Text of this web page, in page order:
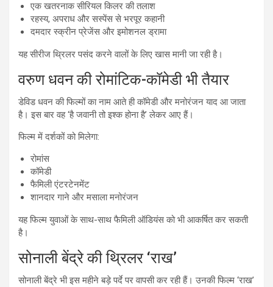
एक खतरनाक सीरियल किलर की तलाश
रहस्य, अपराध और सस्पेंस से भरपूर कहानी
दमदार स्क्रीन प्रेजेंस और इमोशनल ड्रामा
यह सीरीज थ्रिलर पसंद करने वालों के लिए खास मानी जा रही है।
वरुण धवन की रोमांटिक-कॉमेडी भी तैयार
डेविड धवन की फिल्मों का नाम आते ही कॉमेडी और मनोरंजन याद आ जाता
है। इस बार वह ‘है जवानी तो इश्क होना है’ लेकर आए हैं।
फिल्म में दर्शकों को मिलेगा:
रोमांस
कॉमेडी
फैमिली एंटरटेनमेंट
शानदार गाने और मसाला मनोरंजन
यह फिल्म युवाओं के साथ-साथ फैमिली ऑडियंस को भी आकर्षित कर सकती
है।
सोनाली बेंद्रे की थ्रिलर ‘राख’
सोनाली बेंद्रे भी इस महीने बड़े पर्दे पर वापसी कर रही हैं। उनकी फिल्म ‘राख’